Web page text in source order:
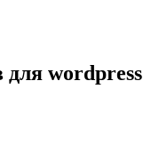
для wordpress